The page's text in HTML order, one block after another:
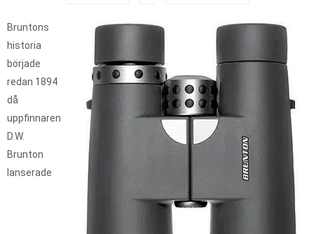
Bruntons
historia
började
redan 1894
då
uppfinnaren
D.W.
Brunton
lanserade